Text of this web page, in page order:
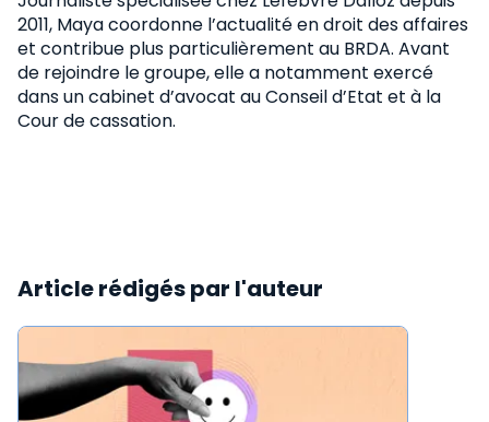
2011, Maya coordonne l’actualité en droit des affaires
et contribue plus particulièrement au BRDA. Avant
de rejoindre le groupe, elle a notamment exercé
dans un cabinet d’avocat au Conseil d’Etat et à la
Cour de cassation.
Article rédigés par l'auteur